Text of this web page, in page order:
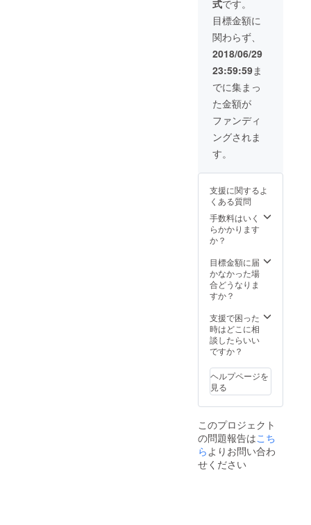
式です。
目標金額に
関わらず、
2018/06/29
23:59:59ま
でに集まっ
た金額が
ファンディ
ングされま
す。
支援に関するよ
くある質問
手数料はいく
らかかります
か？
目標金額に届
かなかった場
合どうなりま
すか？
支援で困った
時はどこに相
談したらいい
ですか？
ヘルプページを
見る
このプロジェクト
の問題報告はこち
らよりお問い合わ
せください